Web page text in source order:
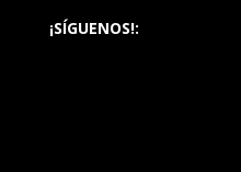
¡SÍGUENOS!: